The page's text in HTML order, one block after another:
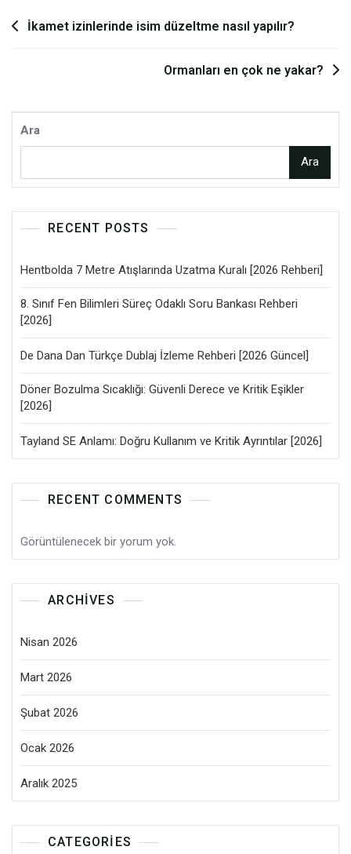
Yazıİkamet izinlerinde isim düzeltme nasıl yapılır?
Ormanları en çok ne yakar?
Ara
Ara
RECENT POSTS
Hentbolda 7 Metre Atışlarında Uzatma Kuralı [2026 Rehberi]
8. Sınıf Fen Bilimleri Süreç Odaklı Soru Bankası Rehberi
[2026]
De Dana Dan Türkçe Dublaj İzleme Rehberi [2026 Güncel]
Döner Bozulma Sıcaklığı: Güvenli Derece ve Kritik Eşikler
[2026]
Tayland SE Anlamı: Doğru Kullanım ve Kritik Ayrıntılar [2026]
RECENT COMMENTS
Görüntülenecek bir yorum yok.
ARCHIVES
Nisan 2026
Mart 2026
Şubat 2026
Ocak 2026
Aralık 2025
CATEGORIES